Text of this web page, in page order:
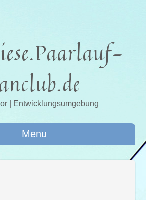
| Entwicklungsumgebung
Menu